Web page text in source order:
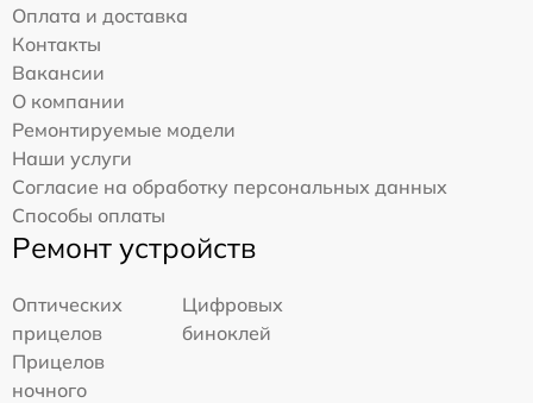
Оплата и доставка
Контакты
Вакансии
О компании
Ремонтируемые модели
Наши услуги
Согласие на обработку персональных данных
Способы оплаты
Ремонт устройств
Оптических
прицелов
Цифровых
биноклей
Прицелов
ночного